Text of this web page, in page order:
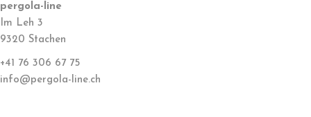
pergola-line
Im Leh 3
9320 Stachen
+41 76 306 67 75
info@pergola-line.ch